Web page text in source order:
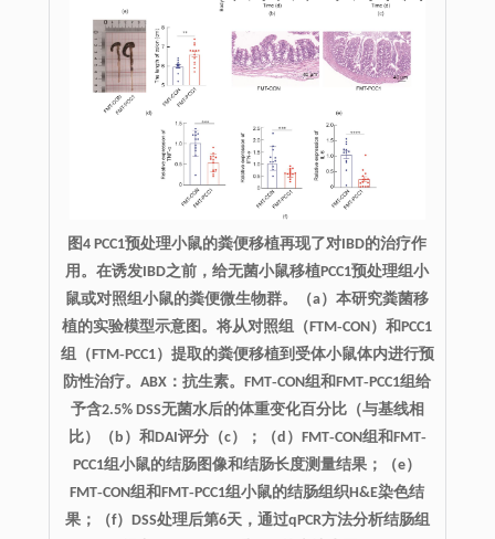
图4 PCC1预处理小鼠的粪便移植再现了对IBD的治疗作
用。在诱发IBD之前，给无菌小鼠移植PCC1预处理组小
鼠或对照组小鼠的粪便微生物群。（a）本研究粪菌移
植的实验模型示意图。将从对照组（FTM‐CON）和PCC1
组（FTM‐PCC1）提取的粪便移植到受体小鼠体内进行预
防性治疗。ABX：抗生素。FMT‐CON组和FMT‐PCC1组给
予含2.5% DSS无菌水后的体重变化百分比（与基线相
比）（b）和DAI评分（c）；（d）FMT‐CON组和FMT‐
PCC1组小鼠的结肠图像和结肠长度测量结果；（e）
FMT‐CON组和FMT‐PCC1组小鼠的结肠组织H&E染色结
果；（f）DSS处理后第6天，通过qPCR方法分析结肠组